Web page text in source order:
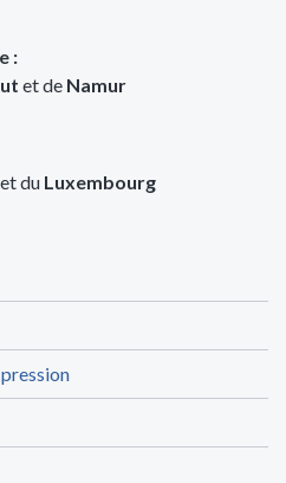
:
et de Namur
et du Luxembourg